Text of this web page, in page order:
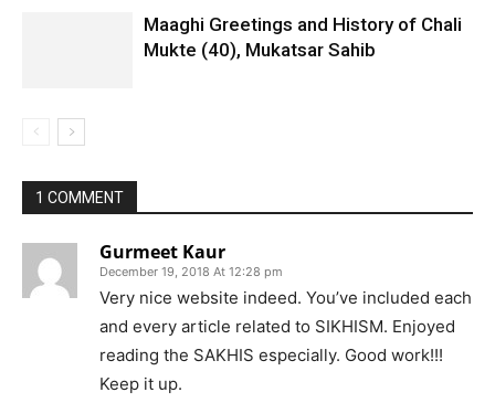
Maaghi Greetings and History of Chali
Mukte (40), Mukatsar Sahib
1 COMMENT
Gurmeet Kaur
December 19, 2018 At 12:28 pm
Very nice website indeed. You’ve included each
and every article related to SIKHISM. Enjoyed
reading the SAKHIS especially. Good work!!!
Keep it up.